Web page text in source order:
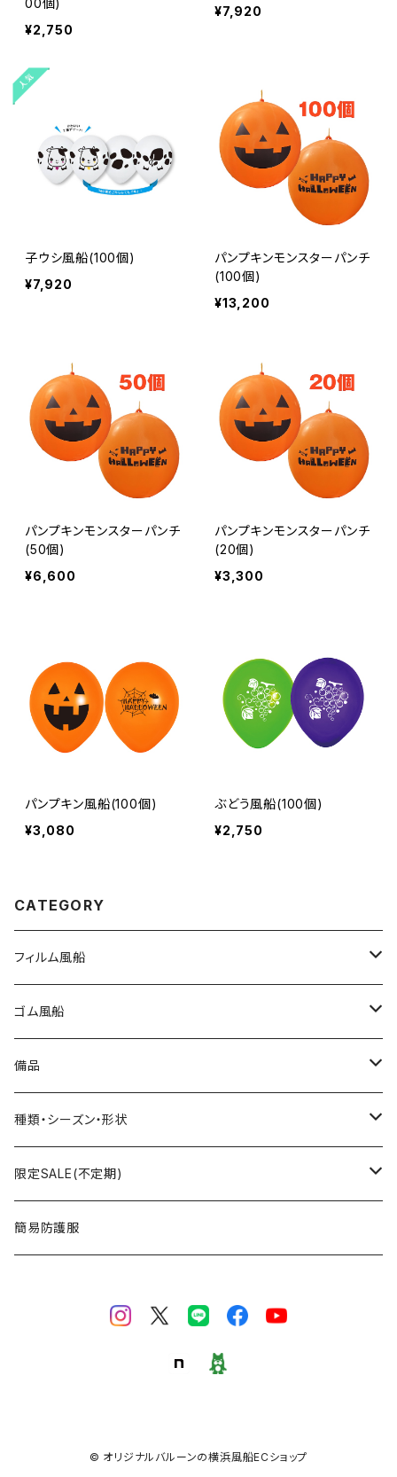
00個)
¥2,750
¥7,920
子ウシ風船(100個)
¥7,920
パンプキンモンスターパンチ
(100個)
¥13,200
パンプキンモンスターパンチ
(50個)
¥6,600
パンプキンモンスターパンチ
(20個)
¥3,300
パンプキン風船(100個)
¥3,080
ぶどう風船(100個)
¥2,750
CATEGORY
フィルム風船
大きな風船
組立3Dバルーン
文字数字バルーン
おはなバルーン
ODDバルーン
ゴム風船
プリント有り
プリント無し
セット・キット商品
備品
備品
スティック
ポンプ
クリップ
種類・シーズン・形状
おえかき
どうぶつ
限定SALE(不定期)
フィルム風船
簡易防護服
© オリジナルバルーンの横浜風船ECショップ